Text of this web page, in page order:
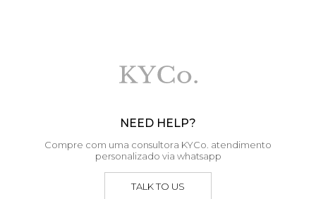
NEED HELP?
Compre com uma consultora KYCo. atendimento
personalizado via whatsapp
TALK TO US